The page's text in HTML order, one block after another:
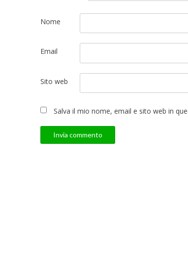
Nome
Email
Sito web
Salva il mio nome, email e sito web in